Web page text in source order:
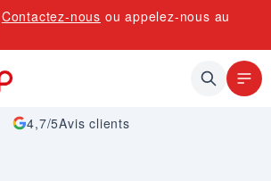
Contactez-nous ou appelez-nous au
4,7/5Avis clients